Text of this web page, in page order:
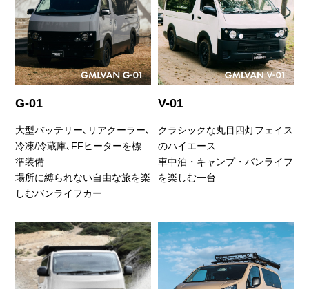
G-01
大型バッテリー､リアクーラー､
冷凍/冷蔵庫､FFヒーターを標
準装備
場所に縛られない自由な旅を楽
しむバンライフカー
V-01
クラシックな丸目四灯フェイス
のハイエース
車中泊・キャンプ・バンライフ
を楽しむ一台